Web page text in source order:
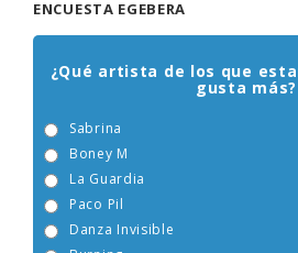
ENCUESTA EGEBERA
¿Qué artista de los que
gusta más?
Sabrina
Boney M
La Guardia
Paco Pil
Danza Invisible